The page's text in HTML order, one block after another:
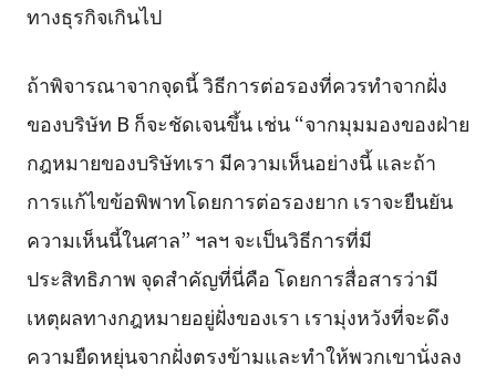
ทางธุรกิจเกินไป
ถ้าพิจารณาจากจุดนี้ วิธีการต่อรองที่ควรทำจากฝั่ง
ของบริษัท B ก็จะชัดเจนขึ้น เช่น “จากมุมมองของฝ่าย
กฎหมายของบริษัทเรา มีความเห็นอย่างนี้ และถ้า
การแก้ไขข้อพิพาทโดยการต่อรองยาก เราจะยืนยัน
ความเห็นนี้ในศาล” ฯลฯ จะเป็นวิธีการที่มี
ประสิทธิภาพ จุดสำคัญที่นี่คือ โดยการสื่อสารว่ามี
เหตุผลทางกฎหมายอยู่ฝั่งของเรา เรามุ่งหวังที่จะดึง
ความยืดหยุ่นจากฝั่งตรงข้ามและทำให้พวกเขานั่งลง